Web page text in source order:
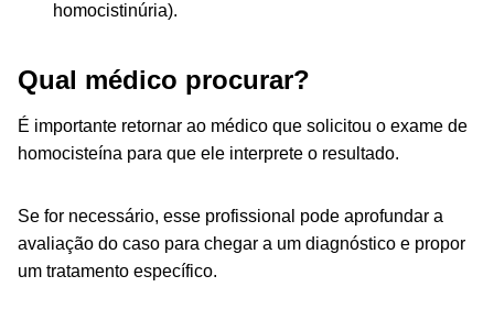
homocistinúria).
Qual médico procurar?
É importante retornar ao médico que solicitou o exame de
homocisteína para que ele interprete o resultado.
Se for necessário, esse profissional pode aprofundar a
avaliação do caso para chegar a um diagnóstico e propor
um tratamento específico.